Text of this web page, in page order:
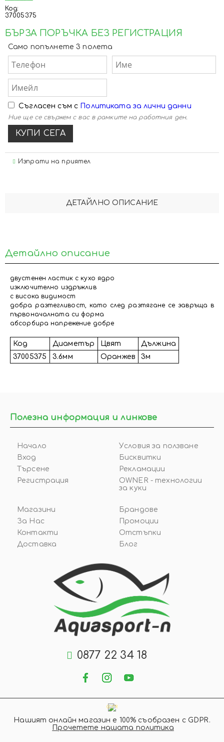
Код:
37005375
БЪРЗА ПОРЪЧКА БЕЗ РЕГИСТРАЦИЯ
Само попълнете 3 полета
Съгласен съм с Политиката за лични данни
Ние ще се свържем с вас в рамките на работния ден.
Изпрати на приятел
ДЕТАЙЛНО ОПИСАНИЕ
Детайлно описание
двустенен ластик с кухо ядро
изключително издръжлив
с висока видимост
добра разтегливост, като след разтягане се завръща в
първоначалната си форма
абсорбира напрежение добре
Код Диаметър Цвят
Дължина
37005375
3.6мм Оранжев 3м
0877 22 34 18
Полезна информация и линкове
Начало
Вход
Търсене
Регистрация
Условия за ползване
Бисквитки
Рекламации
OWNER - технологии
за куки
Магазини
За Нас
Контакти
Доставка
Брандове
Промоции
Отстъпки
Блог
GDPR
Нашият онлайн магазин е 100% съобразен с GDPR.
Прочетете нашата политика